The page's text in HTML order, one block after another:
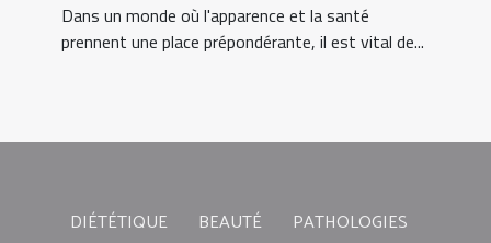
Dans un monde où l'apparence et la santé
prennent une place prépondérante, il est vital de...
DIÉTÉTIQUE BEAUTÉ
PATHOLOGIES